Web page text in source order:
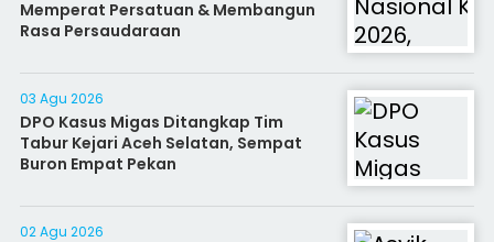
Memperat Persatuan & Membangun
Rasa Persaudaraan
03 Agu 2026
DPO Kasus Migas Ditangkap Tim
Tabur Kejari Aceh Selatan, Sempat
Buron Empat Pekan
02 Agu 2026